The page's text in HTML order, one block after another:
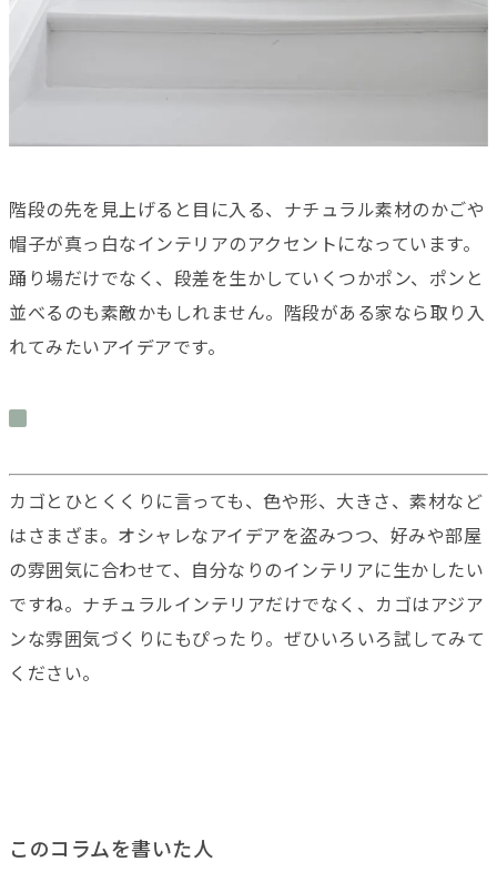
階段の先を見上げると目に入る、ナチュラル素材のかごや
帽子が真っ白なインテリアのアクセントになっています。
踊り場だけでなく、段差を生かしていくつかポン、ポンと
並べるのも素敵かもしれません。階段がある家なら取り入
れてみたいアイデアです。
カゴとひとくくりに言っても、色や形、大きさ、素材など
はさまざま。オシャレなアイデアを盗みつつ、好みや部屋
の雰囲気に合わせて、自分なりのインテリアに生かしたい
ですね。ナチュラルインテリアだけでなく、カゴはアジア
ンな雰囲気づくりにもぴったり。ぜひいろいろ試してみて
ください。
このコラムを書いた人